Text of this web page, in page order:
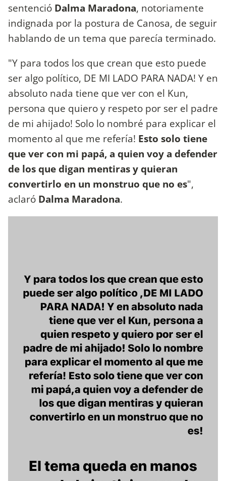
sentenció Dalma Maradona, notoriamente
indignada por la postura de Canosa, de seguir
hablando de un tema que parecía terminado.
"Y para todos los que crean que esto puede
ser algo político, DE MI LADO PARA NADA! Y en
absoluto nada tiene que ver con el Kun,
persona que quiero y respeto por ser el padre
de mi ahijado! Solo lo nombré para explicar el
momento al que me refería! Esto solo tiene
que ver con mi papá, a quien voy a defender
de los que digan mentiras y quieran
convertirlo en un monstruo que no es",
aclaró Dalma Maradona.